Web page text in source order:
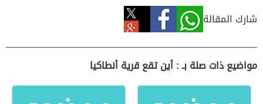
شارك المقالة
مواضيع ذات صلة بـ : أين تقع قرية أنطاكيا